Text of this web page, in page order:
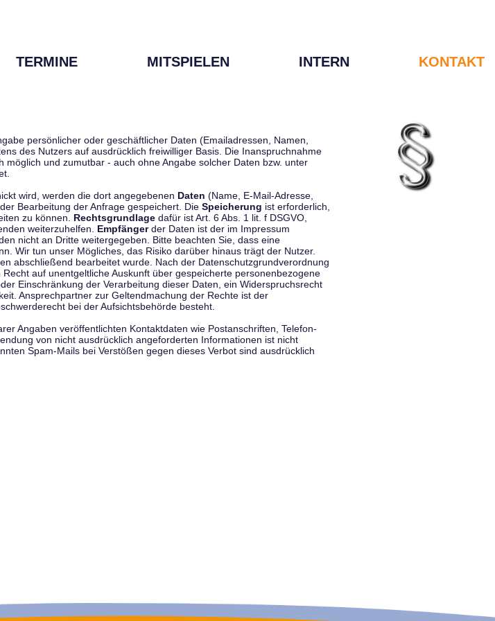
TERMINE MITSPIELEN INTERN KONTAKT
persönlicher oder geschäftlicher Daten (Emailadressen, Namen,
des Nutzers auf ausdrücklich freiwilliger Basis. Die Inanspruchnahme
und zumutbar - auch ohne Angabe solcher Daten bzw. unter
wird, werden die dort angegebenen Daten (Name, E-Mail-Adresse,
Bearbeitung der Anfrage gespeichert. Die Speicherung ist erforderlich,
zu können. Rechtsgrundlage dafür ist Art. 6 Abs. 1 lit. f DSGVO,
weiterzuhelfen. Empfängerder Daten ist der im Impressum
nicht an Dritte weitergegeben. Bitte beachten Sie, dass eine
Wir tun unser Mögliches, das Risiko darüber hinaus trägt der Nutzer.
abschließend bearbeitet wurde. Nach der Datenschutzgrundverordnung
Recht auf unentgeltliche Auskunft über gespeicherte personenbezogene
Einschränkung der Verarbeitung dieser Daten, ein Widerspruchsrecht
Ansprechpartner zur Geltendmachung der Rechte ist der
bei der Aufsichtsbehörde besteht.
Angaben veröffentlichten Kontaktdaten wie Postanschriften, Telefon-
von nicht ausdrücklich angeforderten Informationen ist nicht
Spam-Mails bei Verstößen gegen dieses Verbot sind ausdrücklich